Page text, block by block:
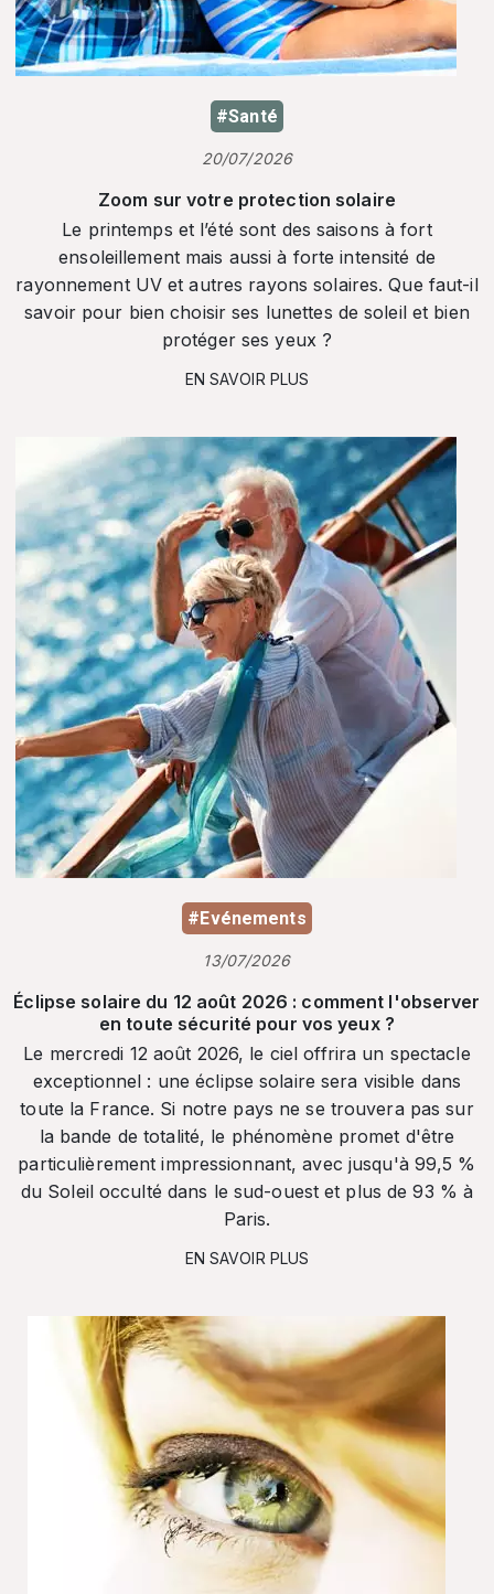
#Santé
20/07/2026
Zoom sur votre protection solaire
Le printemps et l’été sont des saisons à fort
ensoleillement mais aussi à forte intensité de
rayonnement UV et autres rayons solaires. Que faut-il
savoir pour bien choisir ses lunettes de soleil et bien
protéger ses yeux ?
EN SAVOIR PLUS
#Evénements
13/07/2026
Éclipse solaire du 12 août 2026 : comment l'observer
en toute sécurité pour vos yeux ?
Le mercredi 12 août 2026, le ciel offrira un spectacle
exceptionnel : une éclipse solaire sera visible dans
toute la France. Si notre pays ne se trouvera pas sur
la bande de totalité, le phénomène promet d'être
particulièrement impressionnant, avec jusqu'à 99,5 %
du Soleil occulté dans le sud-ouest et plus de 93 % à
Paris.
EN SAVOIR PLUS